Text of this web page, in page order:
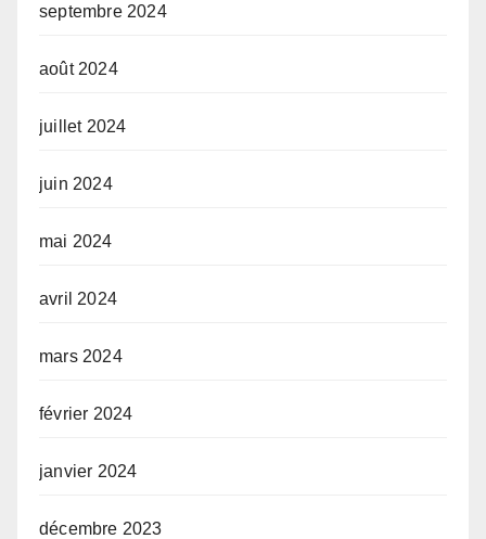
septembre 2024
août 2024
juillet 2024
juin 2024
mai 2024
avril 2024
mars 2024
février 2024
janvier 2024
décembre 2023